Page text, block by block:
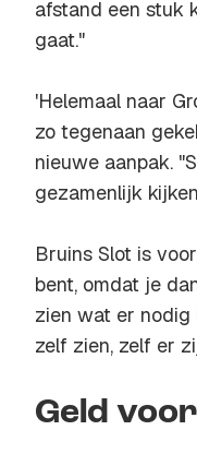
afstand een stuk
gaat."
'Helemaal naar
zo tegenaan
nieuwe aanpak.
gezamenlijk
Bruins Slot is
bent, omdat je
zien wat er nodig
zelf zien, zelf er
Geld